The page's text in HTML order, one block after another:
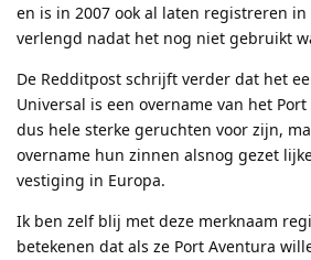
en is in 2007 ook al laten registreren
verlengd nadat het nog niet gebruikt
De Redditpost schrijft verder dat het
Universal is een overname van het
dus hele sterke geruchten voor zijn,
overname hun zinnen alsnog gezet
vestiging in Europa.
Ik ben zelf blij met deze merknaam
betekenen dat als ze Port Aventura